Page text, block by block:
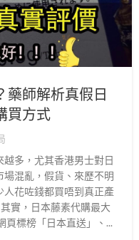
藥師解析真假日
買方式
多，尤其香港男士對日
混亂，假貨、來歷不明
人花咗錢都買唔到真正產
實，日本藤素代購最大
頁標榜「日本直送」、...